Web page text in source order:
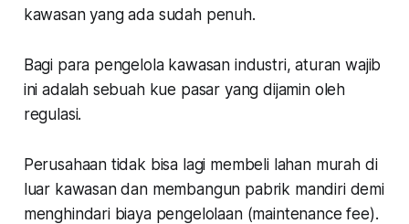
kawasan yang ada sudah penuh.
Bagi para pengelola kawasan industri, aturan wajib
ini adalah sebuah kue pasar yang dijamin oleh
regulasi.
Perusahaan tidak bisa lagi membeli lahan murah di
luar kawasan dan membangun pabrik mandiri demi
menghindari biaya pengelolaan (maintenance fee).